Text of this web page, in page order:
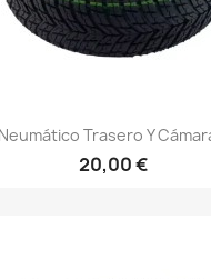
Neumático Trasero Y
20,00 €